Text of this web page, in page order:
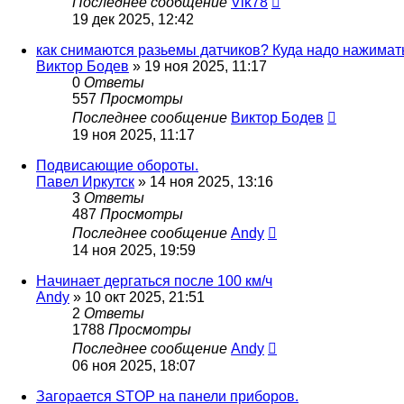
19 дек 2025, 12:42
как снимаются разьемы датчиков? Куда надо
Виктор Бодев » 19 ноя 2025, 11:17
0 Ответы
557 Просмотры
Последнее сообщение Виктор Бодев
19 ноя 2025, 11:17
Подвисающие обороты.
Павел Иркутск » 14 ноя 2025, 13:16
3 Ответы
487 Просмотры
Последнее сообщение Andy
14 ноя 2025, 19:59
Начинает дергаться после 100 км/ч
Andy » 10 окт 2025, 21:51
2 Ответы
1788 Просмотры
Последнее сообщение Andy
06 ноя 2025, 18:07
Загорается STOP на панели приборов.